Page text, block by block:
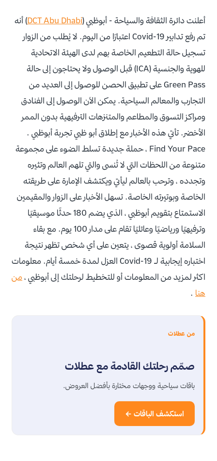
أعلنت دائرة الثقافة والسياحة - أبوظبي (DCT Abu Dhabi) أنه
تم رفع تدابير Covid-19 اعتبارًا من اليوم. لا يُطلب من الزوار
تسجيل حالة التطعيم الخاصة بهم لدى الهيئة الاتحادية
للهوية والجنسية (ICA) قبل الوصول ولا يحتاجون إلى حالة
Green Pass على تطبيق الحصن للوصول إلى العديد من
التجارب والمعالم السياحية. يمكن الآن الوصول إلى الفنادق
ومراكز التسوق والمطاعم والمتنزهات الترفيهية بدون الممر
الأخضر. تأتي هذه الأخبار مع إطلاق أبو ظبي تجربة أبوظبي .
Find Your Pace ، حملة جديدة تسلط الضوء على مجموعة
متنوعة من اللحظات التي لا تُنسى والتي تلهم العالم وتثيره
وتجدده ، وترحب بالعالم ليأتي ويكتشف الإمارة على طريقته
الخاصة وبوتيرته الخاصة. تسهل الأخبار على الزوار والمقيمين
الاستمتاع بتقويم أبوظبي ، الذي يضم 180 حدثًا موسيقيًا
وترفيهيًا ورياضيًا وعائليًا تقام على مدار 100 يوم. مع بقاء
السلامة أولوية قصوى ، يتعين على أي شخص تظهر نتيجة
اختباره إيجابية لـ Covid-19 العزل لمدة خمسة أيام. معلومات
اكثر لمزيد من المعلومات أو للتخطيط لرحلتك إلى أبوظبي ،من
هنا .
من عطلات
صمّم رحلتك القادمة مع عطلات
باقات سياحية ووجهات مختارة بأفضل العروض.
استكشف الباقات ←